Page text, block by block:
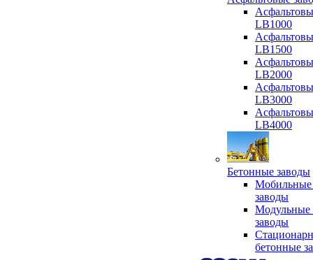
LB1000
LB1500
LB2000
LB3000
LB4000
Бетонные заводы
Мобильные
заводы
Модульные
заводы
бетонные